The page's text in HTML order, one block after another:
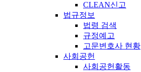
CLEAN신고
법규정보
법령 검색
규정예고
고문변호사 현황
사회공헌
사회공헌활동